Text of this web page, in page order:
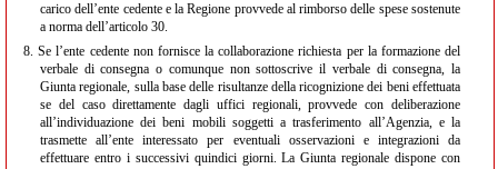
carico dell’ente cedente e la Regione provvede al rimborso delle spese sostenute
a norma dell’articolo 30.
8.Se l’ente cedente non fornisce la collaborazione richiesta per la formazione del
verbale di consegna o comunque non sottoscrive il verbale di consegna, la
Giunta regionale, sulla base delle risultanze della ricognizione dei beni effettuata
se del caso direttamente dagli uffici regionali, provvede con deliberazione
all’individuazione dei beni mobili soggetti a trasferimento all’Agenzia, e la
trasmette all’ente interessato per eventuali osservazioni e integrazioni da
effettuare entro i successivi quindici giorni. La Giunta regionale dispone con